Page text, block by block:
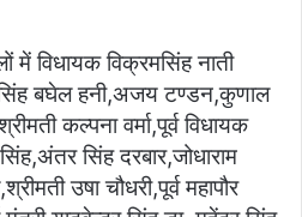
में विधायक विक्रमसिंह नाती
सिंह बघेल हनी,अजय टण्डन,कुणाल
कल्पना वर्मा,पूर्व विधायक
सिंह दरबार,जोधाराम
उषा चौधरी,पूर्व महापौर